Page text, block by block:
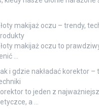
makijaż oczu – trendy,
makijaż oczu to
…
i gdzie nakładać korektor –
to jeden z
a …